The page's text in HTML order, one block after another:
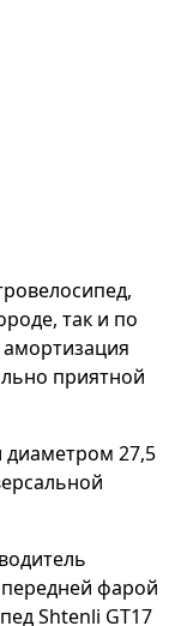
так и по
приятной
диаметром 27,5
фарой
Shtenli GT17